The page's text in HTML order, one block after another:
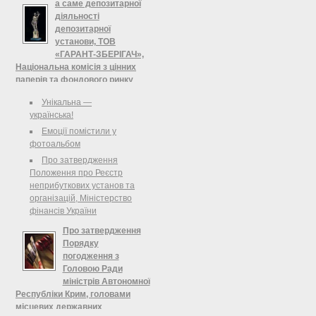
розвитку, будівництва та
житлово-комунального
господарства Анатолій Близнюк.
а саме депозитарної
діяльності
депозитарної
установи, ТОВ
«ГАРАНТ-ЗБЕРІГАЧ»,
Національна комісія з цінних
паперів та фондового ринку
Щодо видачі ліцензії на
провадження професійної діяльності
депозитарної діяльності, а саме
депозитарної діяльності
депозитарної установи, ТОВ
«ГАРАНТ-ЗБЕРІГАЧ»
Унікальна —
українська!
Емоції помістили у
фотоальбом
Про затвердження
Положення про Реєстр
неприбуткових установ та
організацій, Міністерство
фінансів України
Про затвердження
Порядку
погодження з
Головою Ради
міністрів Автономної
Республіки Крим, головами
місцевих державних